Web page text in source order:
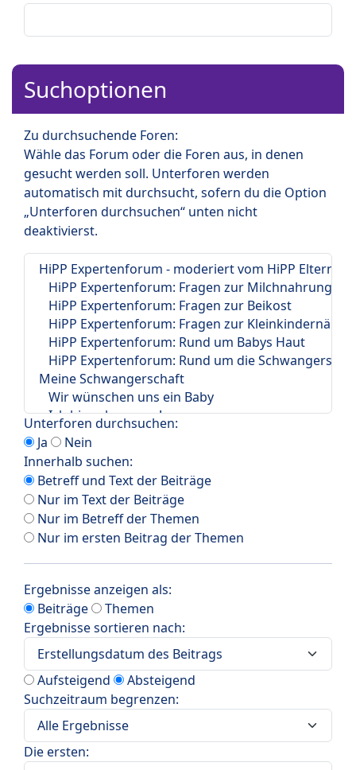
Suchoptionen
Zu durchsuchende Foren:
Wähle das Forum oder die Foren aus, in denen
gesucht werden soll. Unterforen werden
automatisch mit durchsucht, sofern du die Option
„Unterforen durchsuchen“ unten nicht
deaktivierst.
Unterforen durchsuchen:
Ja
Nein
Innerhalb suchen:
Betreff und Text der Beiträge
Nur im Text der Beiträge
Nur im Betreff der Themen
Nur im ersten Beitrag der Themen
Ergebnisse anzeigen als:
Beiträge
Themen
Ergebnisse sortieren nach:
Aufsteigend
Absteigend
Suchzeitraum begrenzen:
Die ersten: